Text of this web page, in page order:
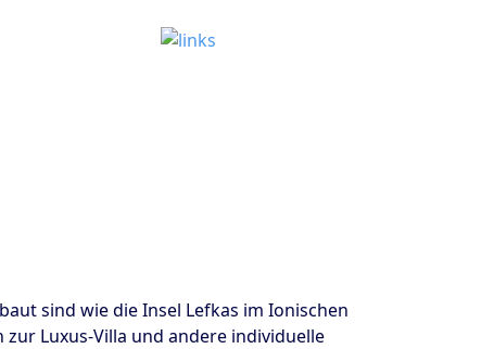
sind wie die Insel Lefkas im Ionischen
Luxus-Villa und andere individuelle